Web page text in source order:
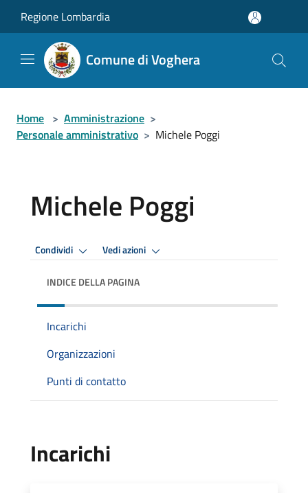
Regione Lombardia
Comune di Voghera
Home > Amministrazione >
Personale amministrativo > Michele Poggi
Michele Poggi
Condividi Vedi azioni
INDICE DELLA PAGINA
Incarichi
Organizzazioni
Punti di contatto
Incarichi